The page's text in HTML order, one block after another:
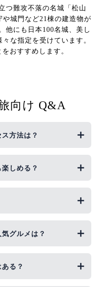
つ難攻不落の名城「松山
城門など21棟の建造物が
他にも日本100名城、美し
な指定を受けています。
おすすめします。
向け Q&A
方法は？
車でのんびり移動も女
しめる？
人気です。
ちゃんカラクリ時計前
グルメは？
巡りは必須です。
る？